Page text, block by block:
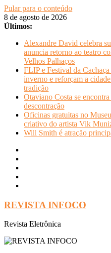
Pular para o conteúdo
8 de agosto de 2026
Últimos:
Alexandre David celebra
anuncia retorno ao teatro
Velhos Palhaços
FLIP e Festival da
inverno e reforçam a
tradição
Otaviano Costa se
descontração
Oficinas gratuitas no
criativo do artista Vik
Will Smith é atração
REVISTA INFOCO
Revista Eletrônica